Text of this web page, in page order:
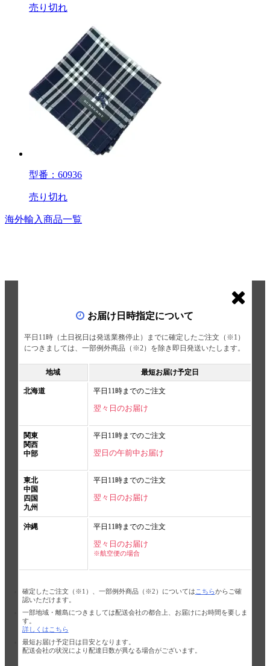
売り切れ
型番：60936
売り切れ
海外輸入商品一覧
お届け日時指定について
平日11時（土日祝日は発送業務停止）までに確定したご注文（※1）
につきましては、一部例外商品（※2）を除き即日発送いたします。
地域 最短お届け予定日
北海道 平日11時までのご注文
翌々日のお届け
関東
関西
中部
平日11時までのご注文
翌日の午前中お届け
東北
中国
四国
九州
平日11時までのご注文
翌々日のお届け
沖縄 平日11時までのご注文
翌々日のお届け
※航空便の場合
確定したご注文（※1）、一部例外商品（※2）については こちらからご確
認いただけます。
一部地域・離島につきましては配送会社の都合上、お届けにお時間を要しま
す。
詳しくはこちら
最短お届け予定日は目安となります。
配送会社の状況により配達日数が異なる場合がございます。